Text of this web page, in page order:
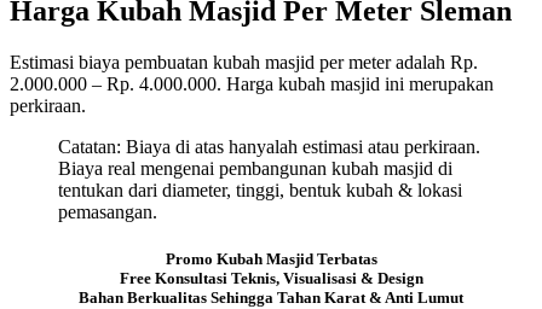
Harga Kubah Masjid Per Meter Sleman
Estimasi biaya pembuatan kubah masjid per meter adalah Rp.
2.000.000 – Rp. 4.000.000. Harga kubah masjid ini merupakan
perkiraan.
Catatan: Biaya di atas hanyalah estimasi atau perkiraan.
Biaya real mengenai pembangunan kubah masjid di
tentukan dari diameter, tinggi, bentuk kubah & lokasi
pemasangan.
Promo Kubah Masjid Terbatas
Free Konsultasi Teknis, Visualisasi & Design
Bahan Berkualitas Sehingga Tahan Karat & Anti Lumut